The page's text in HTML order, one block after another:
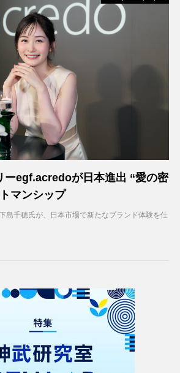
ーegf.acredoが日本進出 “愛の密
マンシップ
島千穂氏が、日本市場で新たなブランド体験を仕